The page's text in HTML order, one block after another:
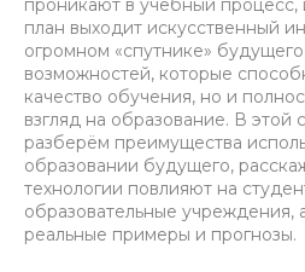
проникают в учебный
план выходит искусственный
огромном «спутнике»
возможностей, которые
качество обучения, но и
взгляд на образование. В этой
разберём преимущества
образовании будущего,
технологии повлияют на
образовательные учреждения,
реальные примеры и прогнозы.